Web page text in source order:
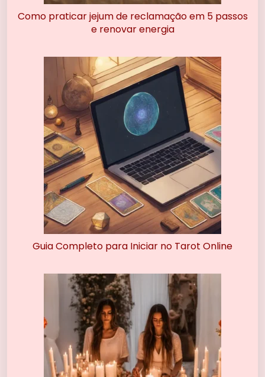
Como praticar jejum de reclamação em 5 passos
e renovar energia
Guia Completo para Iniciar no Tarot Online